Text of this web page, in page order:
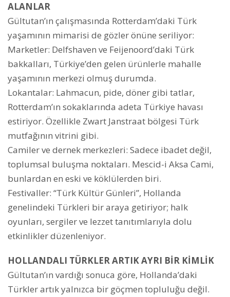
ALANLAR
Gültutan’ın çalışmasında Rotterdam’daki Türk
yaşamının mimarisi de gözler önüne seriliyor:
Marketler: Delfshaven ve Feijenoord’daki Türk
bakkalları, Türkiye’den gelen ürünlerle mahalle
yaşamının merkezi olmuş durumda.
Lokantalar: Lahmacun, pide, döner gibi tatlar,
Rotterdam’ın sokaklarında adeta Türkiye havası
estiriyor. Özellikle Zwart Janstraat bölgesi Türk
mutfağının vitrini gibi.
Camiler ve dernek merkezleri: Sadece ibadet değil,
toplumsal buluşma noktaları. Mescid-i Aksa Cami,
bunlardan en eski ve köklülerden biri.
Festivaller: “Türk Kültür Günleri”, Hollanda
genelindeki Türkleri bir araya getiriyor; halk
oyunları, sergiler ve lezzet tanıtımlarıyla dolu
etkinlikler düzenleniyor.
HOLLANDALI TÜRKLER ARTIK AYRI BİR KİMLİK
Gültutan’ın vardığı sonuca göre, Hollanda’daki
Türkler artık yalnızca bir göçmen topluluğu değil.